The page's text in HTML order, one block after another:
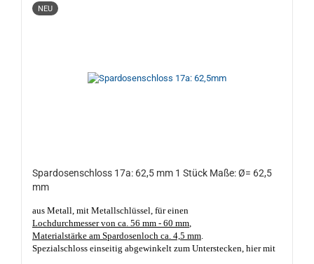
NEU
Spardosenschloss 17a: 62,5 mm 1 Stück Maße: Ø= 62,5
mm
aus Metall, mit Metallschlüssel, für einen
Lochdurchmesser von ca. 56 mm - 60 mm,
Materialstärke am Spardosenloch ca. 4,5 mm.
Spezialschloss einseitig abgewinkelt zum Unterstecken, hiermit